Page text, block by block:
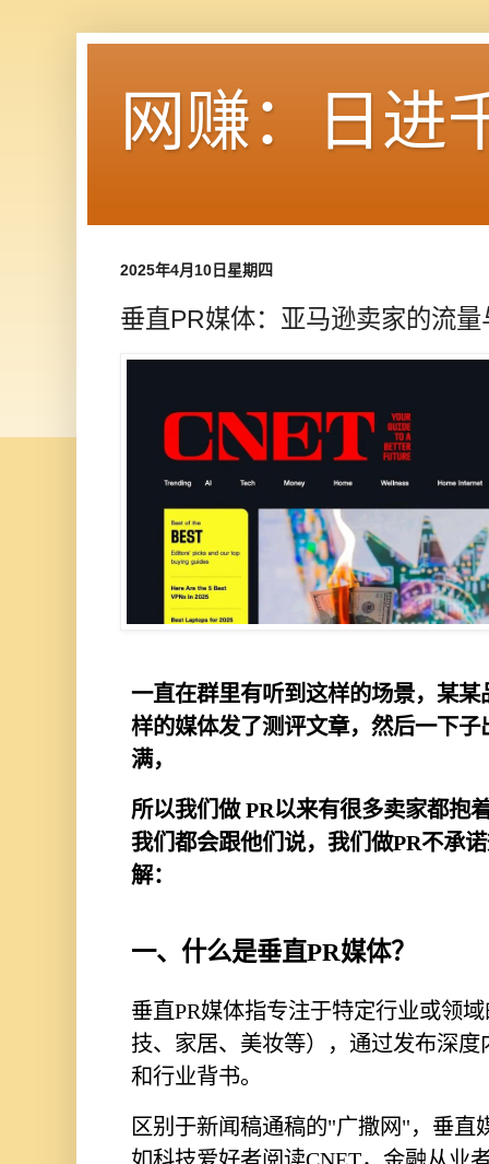
网赚：日进
2025年4月10日星期四
垂直PR媒体：亚马逊卖家的流
一直在群里有听到这样的场景，某
样的媒体发了测评文章，然后一下
满，
所以我们做 PR以来有很多卖家都抱
我们都会跟他们说，我们做PR不承
解：
一、什么是垂直PR媒体？
垂直PR媒体指专注于特定行业或领
技、家居、美妆等），通过发布深
和行业背书。
区别于新闻稿通稿的"广撒网"，垂直